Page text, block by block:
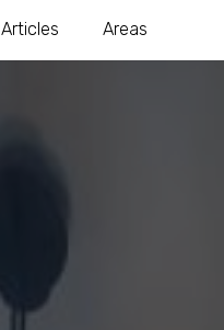
Articles Areas